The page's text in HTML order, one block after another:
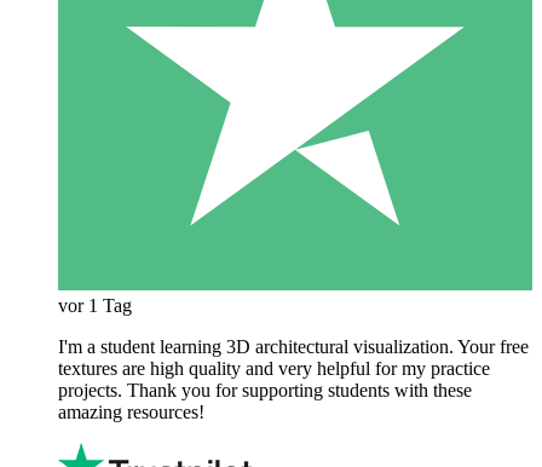
vor 1 Tag
I'm a student learning 3D architectural visualization. Your free
textures are high quality and very helpful for my practice
projects. Thank you for supporting students with these
amazing resources!